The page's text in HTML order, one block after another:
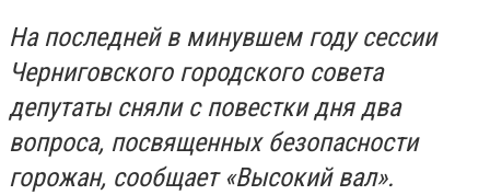
На последней в минувшем году сессии
Черниговского городского совета
депутаты сняли с повестки дня два
вопроса, посвященных безопасности
горожан, сообщает «Высокий вал».